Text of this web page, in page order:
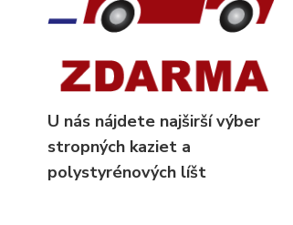
U nás nájdete najširší výber
stropných kaziet a
polystyrénových líšt